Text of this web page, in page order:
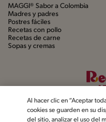
MAGGI® Sabor a Colombia
Madres y padres
Postres fáciles
Recetas con pollo
Recetas de carne
Sopas y cremas
Al hacer clic en “Aceptar
cookies se guarden en su
del sitio, analizar el uso del